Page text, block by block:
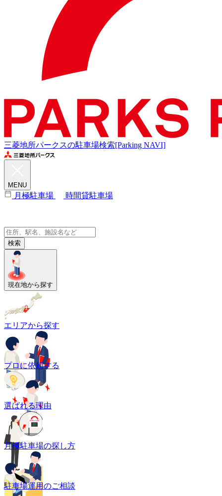
三菱地所パークスの駐車場検索[Parking NAVI]
MENU
月極駐車場 時間貸駐車場
検索
現在地から探す
エリアから探す
プロに依頼する
選ばれる理由
月極駐車場の探し方
駐車場運用のご相談